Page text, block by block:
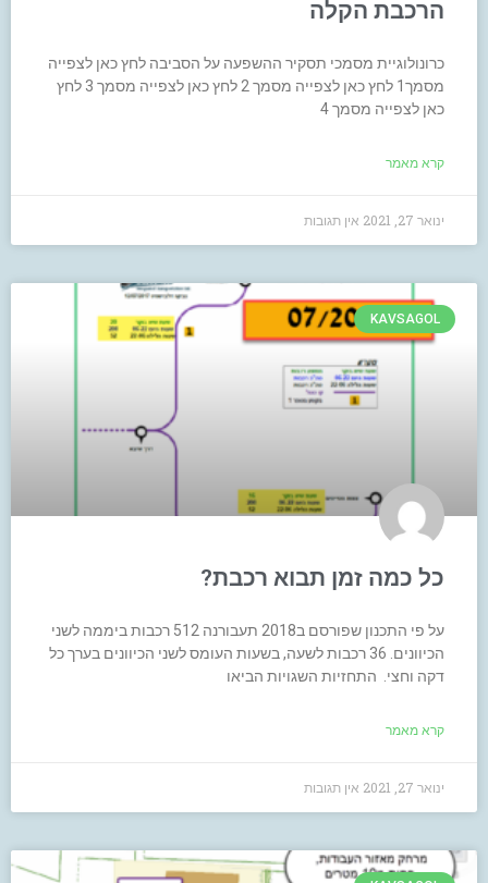
הרכבת הקלה
כרונולוגיית מסמכי תסקיר ההשפעה על הסביבה לחץ כאן לצפייה
מסמך1 לחץ כאן לצפייה מסמך 2 לחץ כאן לצפייה מסמך 3 לחץ
כאן לצפייה מסמך 4
קרא מאמר
ינואר 27, 2021 אין תגובות
KAVSAGOL
כל כמה זמן תבוא רכבת?
על פי התכנון שפורסם ב2018 תעבורנה 512 רכבות ביממה לשני
הכיוונים. 36 רכבות לשעה, בשעות העומס לשני הכיוונים בערך כל
דקה וחצי. התחזיות השגויות הביאו
קרא מאמר
ינואר 27, 2021 אין תגובות